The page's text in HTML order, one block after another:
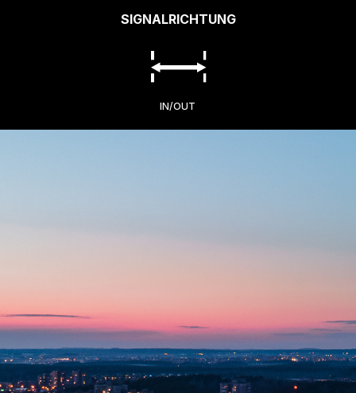
SIGNALRICHTUNG
IN/OUT